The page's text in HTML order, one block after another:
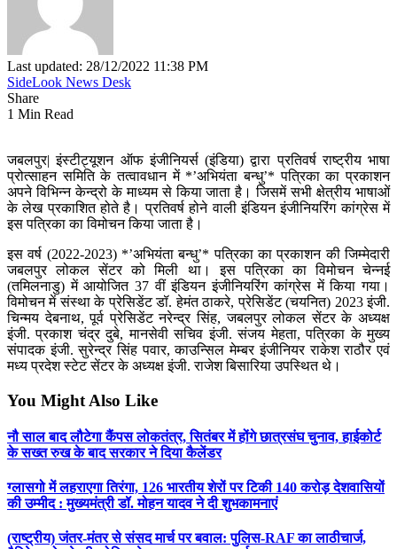
Last updated: 28/12/2022 11:38 PM
SideLook News Desk
Share
1 Min Read
जबलपुर| इंस्टीट्यूशन ऑफ इंजीनियर्स (इंडिया) द्वारा प्रतिवर्ष राष्ट्रीय भाषा
प्रोत्साहन समिति के तत्वावधान में *’अभियंता बन्धु’* पत्रिका का प्रकाशन
अपने विभिन्न केन्द्रो के माध्यम से किया जाता है। जिसमें सभी क्षेत्रीय भाषाओं
के लेख प्रकाशित होते है। प्रतिवर्ष होने वाली इंडियन इंजीनियरिंग कांग्रेस में
इस पत्रिका का विमोचन किया जाता है।
इस वर्ष (2022-2023) *’अभियंता बन्धु’* पत्रिका का प्रकाशन की जिम्मेदारी
जबलपुर लोकल सेंटर को मिली था। इस पत्रिका का विमोचन चेन्नई
(तमिलनाडु) में आयोजित 37 वीं इंडियन इंजीनियरिंग कांग्रेस में किया गया।
विमोचन में संस्था के प्रेसिडेंट डॉ. हेमंत ठाकरे, प्रेसिडेंट (चयनित) 2023 इंजी.
चिन्मय देबनाथ, पूर्व प्रेसिडेंट नरेन्द्र सिंह, जबलपुर लोकल सेंटर के अध्यक्ष
इंजी. प्रकाश चंद्र दुबे, मानसेवी सचिव इंजी. संजय मेहता, पत्रिका के मुख्य
संपादक इंजी. सुरेन्द्र सिंह पवार, काउन्सिल मेम्बर इंजीनियर राकेश राठौर एवं
मध्य प्रदेश स्टेट सेंटर के अध्यक्ष इंजी. राजेश बिसारिया उपस्थित थे।
You Might Also Like
नौ साल बाद लौटेगा कैंपस लोकतंत्र, सितंबर में होंगे छात्रसंघ चुनाव, हाईकोर्ट
के सख्त रुख के बाद सरकार ने दिया कैलेंडर
ग्लासगो में लहराएगा तिरंगा, 126 भारतीय शेरों पर टिकी 140 करोड़ देशवासियों
की उम्मीद : मुख्यमंत्री डॉ. मोहन यादव ने दी शुभकामनाएं
(राष्ट्रीय) जंतर-मंतर से संसद मार्च पर बवाल: पुलिस-RAF का लाठीचार्ज,